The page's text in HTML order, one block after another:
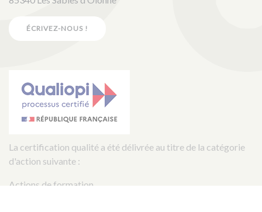
ÉCRIVEZ-NOUS !
La certification qualité a été délivrée au titre de la catégorie
d'action suivante :
Actions de formation